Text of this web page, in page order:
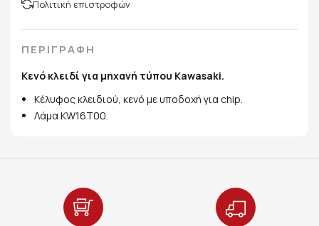
Πολιτική επιστροφών
ΠΕΡΙΓΡΑΦΗ
Κενό κλειδί για μηχανή τύπου Kawasaki.
Κέλυφος κλειδιού, κενό με υποδοχή για chip.
Λάμα KW16T00.